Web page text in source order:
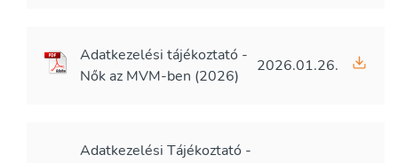
Adatkezelési tájékoztató -
Nők az MVM-ben (2026)
2026.01.26.
Adatkezelési Tájékoztató -